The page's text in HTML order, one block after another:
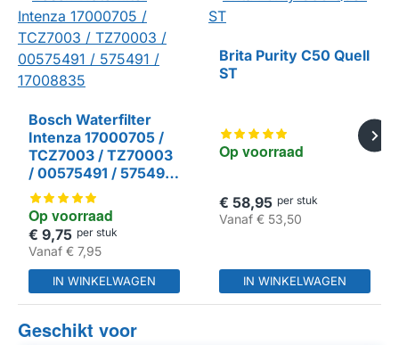
Op voorraad
Bosch Waterfilter
Intenza 17000705 /
TCZ7003 / TZ70003
/ 00575491 / 575491 /
17008835
€ 9,75 per stuk
Vanaf € 7,95
IN WINKELWAGEN
Op voorraad
Brita Purity C50 Quell
ST
€ 58,95 per stuk
Vanaf€ 53,50
IN WINKELWAGEN
Geschikt voor